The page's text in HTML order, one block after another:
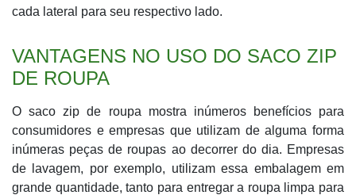
cada lateral para seu respectivo lado.
VANTAGENS NO USO DO SACO ZIP
DE ROUPA
O saco zip de roupa mostra inúmeros benefícios para
consumidores e empresas que utilizam de alguma forma
inúmeras peças de roupas ao decorrer do dia. Empresas
de lavagem, por exemplo, utilizam essa embalagem em
grande quantidade, tanto para entregar a roupa limpa para